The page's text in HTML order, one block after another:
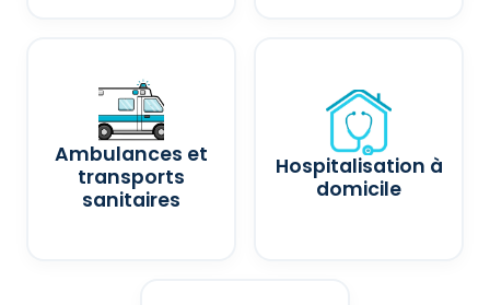
Ambulances et
transports
sanitaires
Hospitalisation à
domicile